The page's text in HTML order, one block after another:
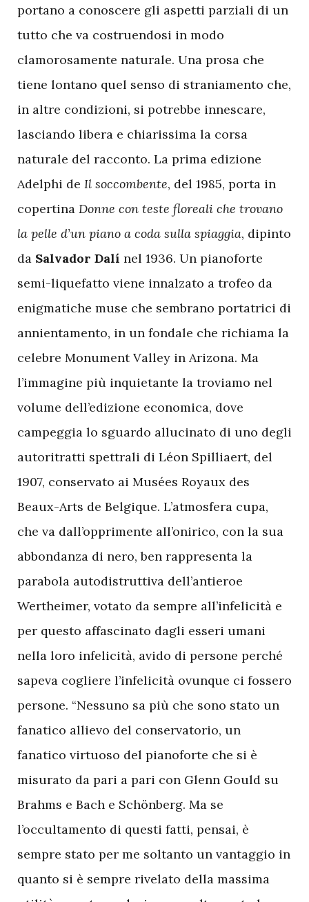
portano a conoscere gli aspetti parziali di un
tutto che va costruendosi in modo
clamorosamente naturale. Una prosa che
tiene lontano quel senso di straniamento che,
in altre condizioni, si potrebbe innescare,
lasciando libera e chiarissima la corsa
naturale del racconto. La prima edizione
Adelphi de Il soccombente, del 1985, porta in
copertina Donne con teste floreali che trovano
la pelle d’un piano a coda sulla spiaggia, dipinto
da Salvador Dalí nel 1936. Un pianoforte
semi-liquefatto viene innalzato a trofeo da
enigmatiche muse che sembrano portatrici di
annientamento, in un fondale che richiama la
celebre Monument Valley in Arizona. Ma
l’immagine più inquietante la troviamo nel
volume dell’edizione economica, dove
campeggia lo sguardo allucinato di uno degli
autoritratti spettrali di Léon Spilliaert, del
1907, conservato ai Musées Royaux des
Beaux-Arts de Belgique. L’atmosfera cupa,
che va dall’opprimente all’onirico, con la sua
abbondanza di nero, ben rappresenta la
parabola autodistruttiva dell’antieroe
Wertheimer, votato da sempre all’infelicità e
per questo affascinato dagli esseri umani
nella loro infelicità, avido di persone perché
sapeva cogliere l’infelicità ovunque ci fossero
persone. “Nessuno sa più che sono stato un
fanatico allievo del conservatorio, un
fanatico virtuoso del pianoforte che si è
misurato da pari a pari con Glenn Gould su
Brahms e Bach e Schönberg. Ma se
l’occultamento di questi fatti, pensai, è
sempre stato per me soltanto un vantaggio in
quanto si è sempre rivelato della massima